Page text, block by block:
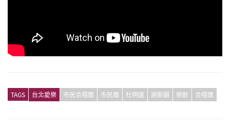
TAGS 台北愛樂 市民合唱團 市民團 杜明遠 謝斯韻 樂齡 合唱團